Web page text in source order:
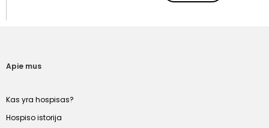
Apie mus
Kas yra hospisas?
Hospiso istorija